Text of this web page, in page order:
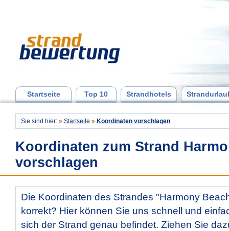
Startseite Top 10 Strandhotels
Sie sind hier: » Startseite » Koordinaten vorschlagen
Koordinaten zum Strand
vorschlagen
Die Koordinaten des Strandes "Harmony
korrekt? Hier können Sie uns schnell und
sich der Strand genau befindet. Ziehen Sie